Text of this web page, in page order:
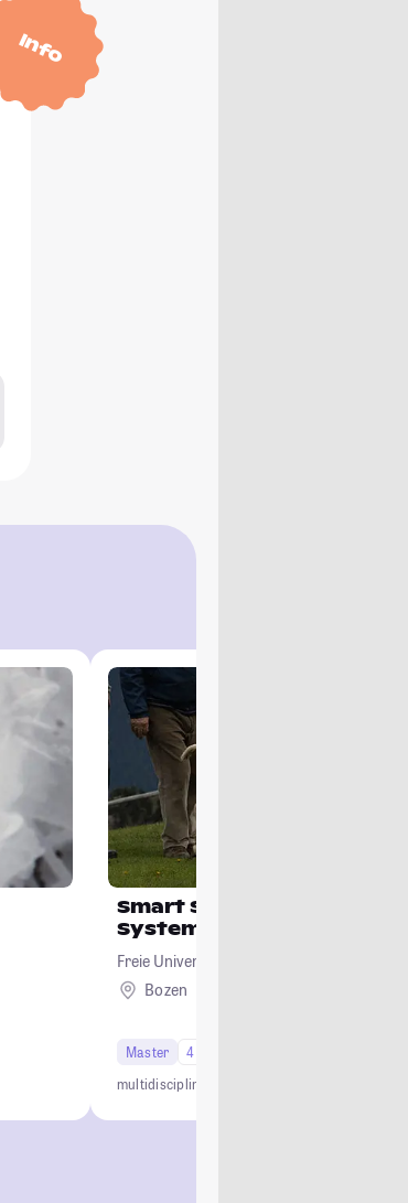
Info
Smart Sustainable
Systems in Mountain
Freie Universität Bozen
Bozen
Master
4 Semester
multidisciplinary